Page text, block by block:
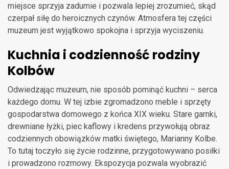
miejsce sprzyja zadumie i pozwala lepiej zrozumieć, skąd
czerpał siłę do heroicznych czynów. Atmosfera tej części
muzeum jest wyjątkowo spokojna i sprzyja wyciszeniu.
Kuchnia i codzienność rodziny
Kolbów
Odwiedzając muzeum, nie sposób pominąć kuchni – serca
każdego domu. W tej izbie zgromadzono meble i sprzęty
gospodarstwa domowego z końca XIX wieku. Stare garnki,
drewniane łyżki, piec kaflowy i kredens przywołują obraz
codziennych obowiązków matki świętego, Marianny Kolbe.
To tutaj toczyło się życie rodzinne, przygotowywano posiłki
i prowadzono rozmowy. Ekspozycja pozwala wyobrazić